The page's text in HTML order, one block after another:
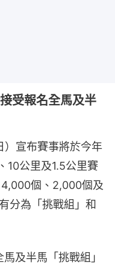
受報名全馬及半
）宣布賽事將於今年
10公里及1.5公里賽
個、2,000個及
分為「挑戰組」和
及半馬「挑戰組」